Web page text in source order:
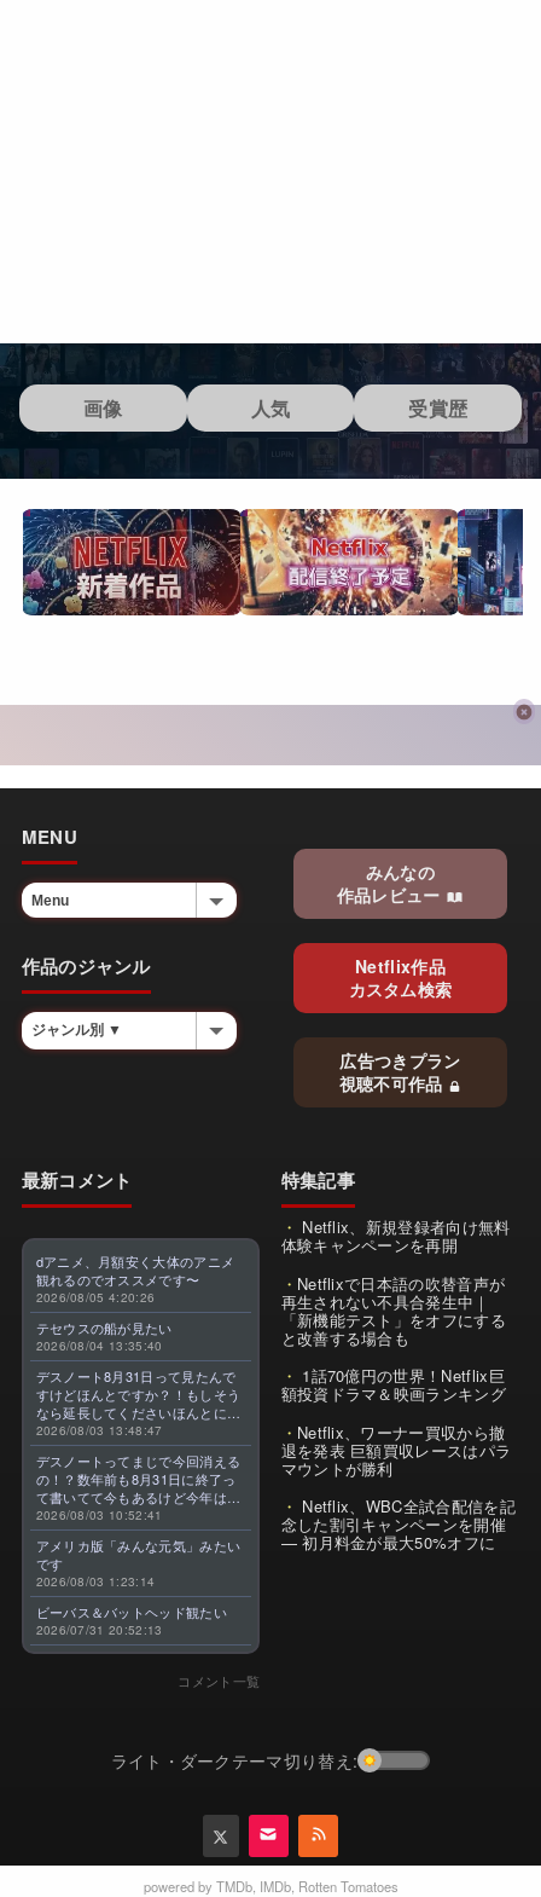
画像 人気 受賞歴
MENU
作品のジャンル
みんなの
作品レビュー
Netflix作品
カスタム検索
広告つきプラン
視聴不可作品
最新コメント
dアニメ、月額安く大体のアニメ
観れるのでオススメです〜
2026/08/05 4:20:26
テセウスの船が見たい
2026/08/04 13:35:40
デスノート8月31日って見たんで
すけどほんとですか？！もしそう
なら延長してくださいほんとに大
好きなんです😭
2026/08/03 13:48:47
デスノートってまじで今回消える
の！？数年前も8月31日に終了っ
て書いてて今もあるけど今年はま
じのやつ！？よくわからん！！で
きればなくならないでほしい！平
成アニメを振り返らせてくれっ
っ！！！！！！！
2026/08/03 10:52:41
アメリカ版「みんな元気」みたい
です
2026/08/03 1:23:14
ビーバス＆バットヘッド観たい
2026/07/31 20:52:13
コメント一覧
特集記事
Netflix、新規登録者向け無料
体験キャンペーンを再開
Netflixで日本語の吹替音声が
再生されない不具合発生中｜
「新機能テスト」をオフにする
と改善する場合も
1話70億円の世界！Netflix巨
額投資ドラマ＆映画ランキング
Netflix、ワーナー買収から撤
退を発表 巨額買収レースはパラ
マウントが勝利
Netflix、WBC全試合配信を記
念した割引キャンペーンを開催
— 初月料金が最大50%オフに
ライト・ダークテーマ切り替え:
powered by TMDb, IMDb, Rotten Tomatoes